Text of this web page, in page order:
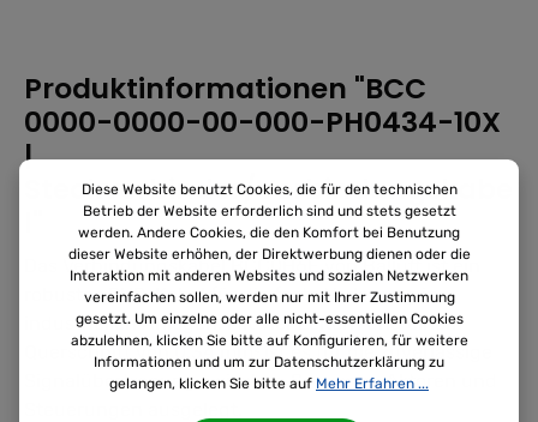
Produktinformationen "BCC
0000-0000-00-000-PH0434-10X
|
Steckverbinder/Verbindungskabe
Das Verbindungskabel BCC0H6E von Balluff ist ein
robustes PUR-Kabel für die feste Verlegung in
industriellen Anlagen. Mit vier Leitern und einem
Querschnitt von 0.34 mm² ist es für die zuverlässige
Signalübertragung zwischen Sensoren, Aktoren und
Diese Website benutzt Cookies, die für den technischen
Betrieb der Website erforderlich sind und stets gesetzt
werden. Andere Cookies, die den Komfort bei Benutzung
dieser Website erhöhen, der Direktwerbung dienen oder die
Interaktion mit anderen Websites und sozialen Netzwerken
vereinfachen sollen, werden nur mit Ihrer Zustimmung
gesetzt. Um einzelne oder alle nicht-essentiellen Cookies
abzulehnen, klicken Sie bitte auf Konfigurieren, für weitere
Informationen und um zur Datenschutzerklärung zu
gelangen, klicken Sie bitte auf Mehr Erfahren ...